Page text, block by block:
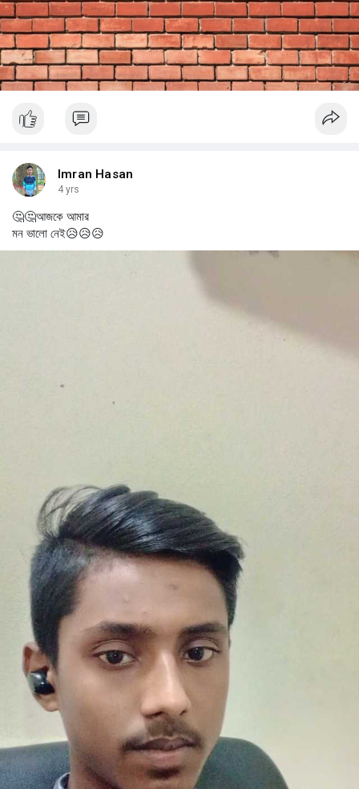
Imran Hasan
4 yrs
🤔🤔আজকে আমার
মন ভালো নেই😥😥😥